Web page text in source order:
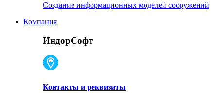
Создание информационных моделей сооружений
Компания
ИндорСофт
Контакты и реквизиты